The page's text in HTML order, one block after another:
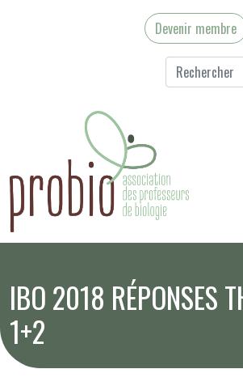
Devenir membre
IBO 2018 RÉPONSES
1+2